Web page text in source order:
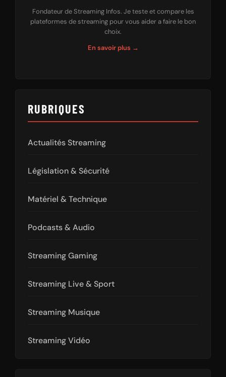
Fondateur de Streaming Infos. Je teste et compare les
plateformes de streaming pour vous aider a faire le bon
choix.
En savoir plus →
RUBRIQUES
Actualités Streaming
Législation & Sécurité
Matériel & Technique
Podcasts & Audio
Streaming Gaming
Streaming Live & Sport
Streaming Musique
Streaming Vidéo